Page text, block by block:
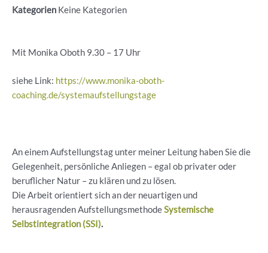
Kategorien Keine Kategorien
Mit Monika Oboth 9.30 – 17 Uhr
siehe Link: https://www.monika-oboth-
coaching.de/systemaufstellungstage
An einem Aufstellungstag unter meiner Leitung haben Sie die
Gelegenheit, persönliche Anliegen – egal ob privater oder
beruflicher Natur – zu klären und zu lösen.
Die Arbeit orientiert sich an der neuartigen und
herausragenden AufstellungsmethodeSystemische
Selbstintegration (SSI).